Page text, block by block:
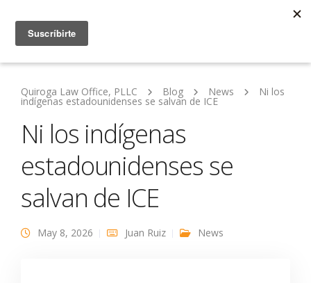
Quiroga Law Office, PLLC Blog News Ni los
indígenas estadounidenses se salvan de ICE
Ni los indígenas
estadounidenses se
salvan de ICE
May 8, 2026 Juan Ruiz News